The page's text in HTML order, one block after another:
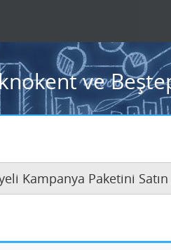
ve
Kampanya Paketini Satın